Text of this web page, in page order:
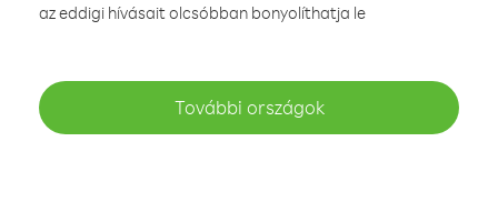
az eddigi hívásait olcsóbban bonyolíthatja le
További országok